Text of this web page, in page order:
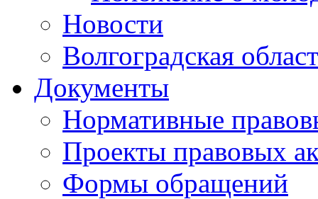
Новости
Волгоградская
Документы
Нормативные
Проекты правовых
Формы обращений